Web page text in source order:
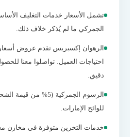
تشمل الأسعار خدمات التغليف
الجمركي ما لم يُذكر خلاف ذلك.
الرهوان إكسبريس تقدم عروض
احتياجات العميل. تواصلوا معنا
دقيق.
الرسوم الجمركية (5% من
للوائح الإمارات.
خدمات التخزين متوفرة في مخازن